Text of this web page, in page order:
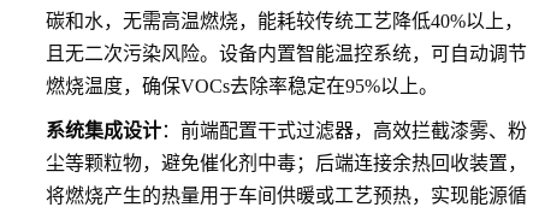
碳和水，无需高温燃烧，能耗较传统工艺降低40%以上，
且无二次污染风险。设备内置智能温控系统，可自动调节
燃烧温度，确保VOCs去除率稳定在95%以上。
系统集成设计：前端配置干式过滤器，高效拦截漆雾、粉
尘等颗粒物，避免催化剂中毒；后端连接余热回收装置，
将燃烧产生的热量用于车间供暖或工艺预热，实现能源循